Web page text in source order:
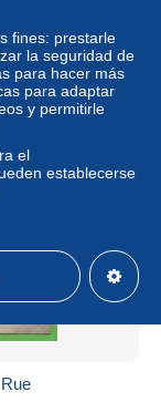
Profesional
fines: prestarle
la seguridad de
para hacer más
para adaptar
y permitirle
el
establecerse